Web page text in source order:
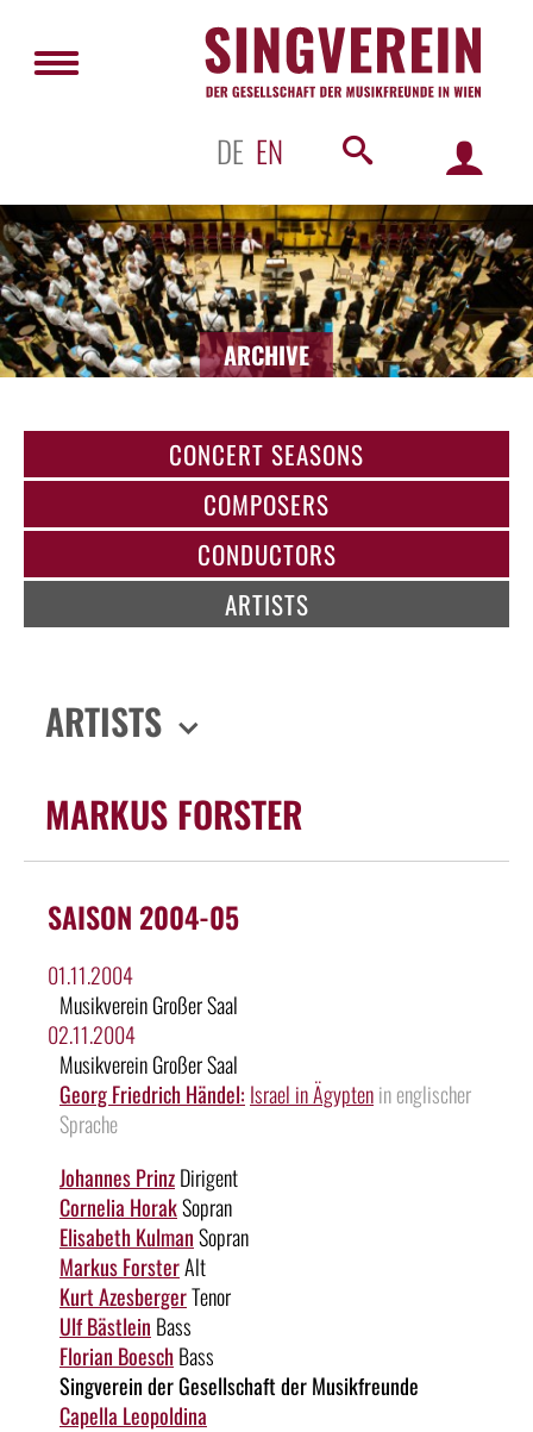
DE EN
ARCHIVE
CONCERT SEASONS
COMPOSERS
CONDUCTORS
ARTISTS
ARTISTS
MARKUS FORSTER
SAISON 2004-05
01.11.2004
Musikverein Großer Saal
02.11.2004
Musikverein Großer Saal
Georg Friedrich Händel: Israel in Ägyptenin englischer
Sprache
Johannes PrinzDirigent
Cornelia HorakSopran
Elisabeth KulmanSopran
Markus ForsterAlt
Kurt AzesbergerTenor
Ulf Bästlein Bass
Florian BoeschBass
Singverein der Gesellschaft der Musikfreunde
Capella Leopoldina